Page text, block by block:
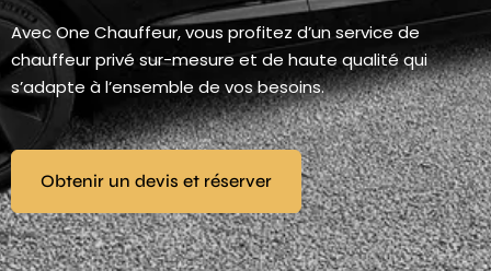
Avec One Chauffeur, vous profitez d’un service de
chauffeur privé sur-mesure et de haute qualité qui
s’adapte à l’ensemble de vos besoins.
Obtenir un devis et réserver